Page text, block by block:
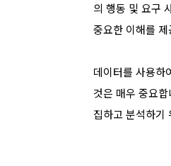
의 행동 및 요구
중요한 이해를
데이터를 사용하
것은 매우 중요
집하고 분석하기